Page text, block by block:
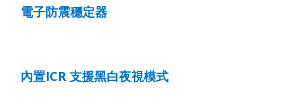
電子防震穩定器
內置ICR 支援黑白夜視模式